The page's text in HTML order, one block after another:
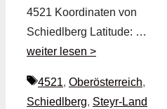
4521 Koordinaten von
Schiedlberg Latitude: …
weiter lesen >
Schlagwörter
4521, Oberösterreich,
Schiedlberg, Steyr-Land